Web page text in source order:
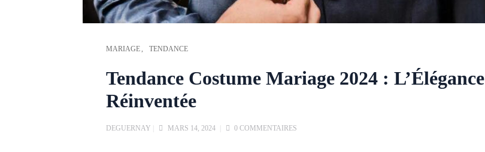
MARIAGE TENDANCE
Tendance Costume Mariage 2024 : L’Élégance
Réinventée
DEGUERNAY MARS 14, 2024 0 COMMENTAIRES